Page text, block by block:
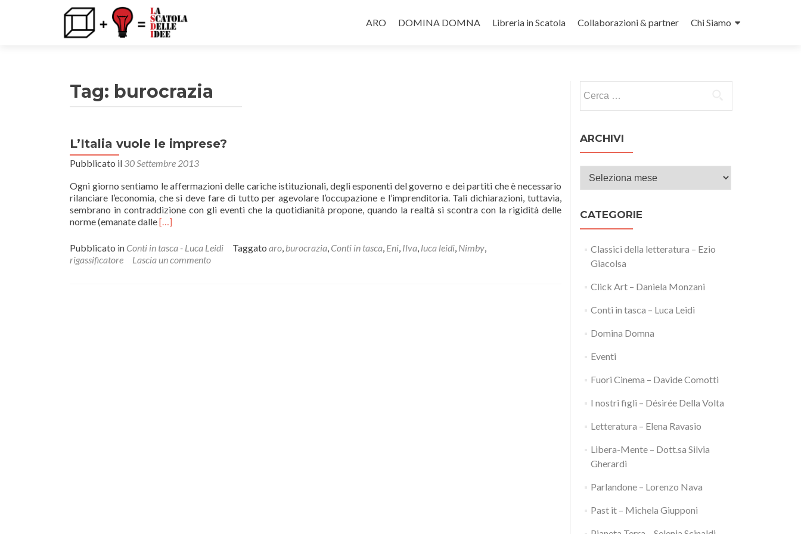
ARO
DOMINA DOMNA Libreria in Scatola Collaborazioni & partner Chi Siamo
Tag: burocrazia
L’Italia vuole le imprese?
Pubblicato il 30 Settembre 2013
Ogni giorno sentiamo le affermazioni delle cariche istituzionali, degli esponenti del governo e dei partiti che è necessario
rilanciare l’economia, che si deve fare di tutto per agevolare l’occupazione e l’imprenditoria. Tali dichiarazioni, tuttavia,
sembrano in contraddizione con gli eventi che la quotidianità propone, quando la realtà si scontra con la rigidità delle
norme (emanate dalleLeggi
piùL’Italia
vuole
[…]
Pubblicato in Conti in tasca - Luca Leidi Taggato aro, burocrazia, Conti in tasca, Eni, Ilva, luca leidi, Nimby,
rigassificatore
Lascia un commento
ARCHIVI
Archivi
CATEGORIE
Classici della letteratura – Ezio
Giacolsa
Click Art – Daniela Monzani
Conti in tasca – Luca Leidi
Domina Domna
Eventi
Fuori Cinema – Davide Comotti
I nostri figli – Désirée Della Volta
Letteratura – Elena Ravasio
Libera-Mente – Dott.sa Silvia
Gherardi
Parlandone – Lorenzo Nava
Past it – Michela Giupponi